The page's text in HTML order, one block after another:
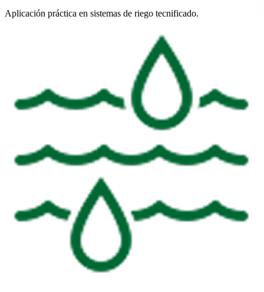
Aplicación práctica en sistemas de riego tecnificado.